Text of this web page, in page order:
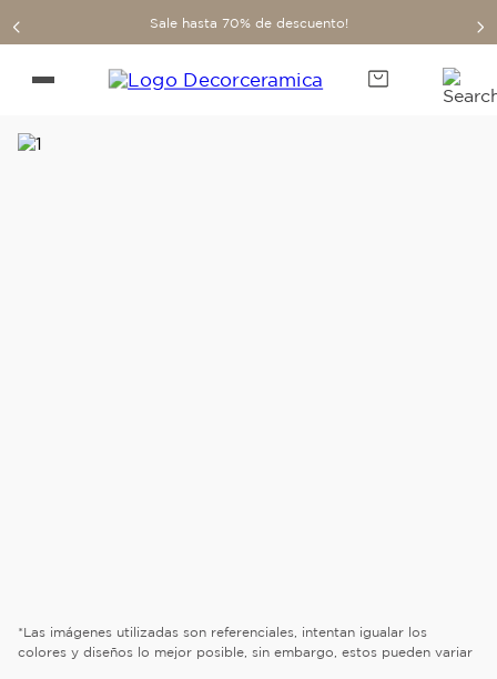
Sale hasta 70% de descuento!
*Las imágenes utilizadas son referenciales, intentan igualar los
colores y diseños lo mejor posible, sin embargo, estos pueden variar